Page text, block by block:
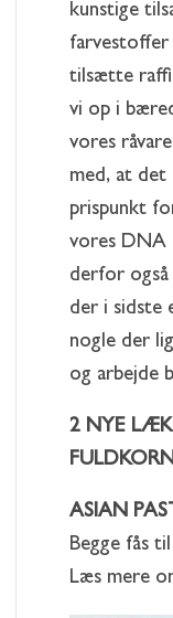
kunstige
farvestoffer
tilsætte
vi op i
vores
med, at
prispunkt
vores DNA
derfor
der i sidste
nogle der
og arbejde
2 NYE
ASIAN
Begge fås
Læs mere